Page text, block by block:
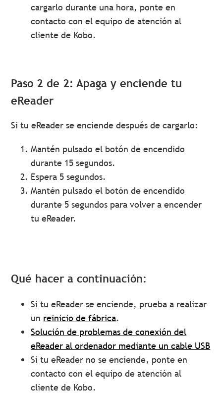
cargarlo durante una hora, ponte en
contacto con el equipo de atención al
cliente de Kobo.
Paso 2 de 2: Apaga y enciende tu
eReader
Si tu eReader se enciende después de cargarlo:
Mantén pulsado el botón de encendido
durante 15 segundos.
Espera 5 segundos.
Mantén pulsado el botón de encendido
durante 5 segundos para volver a encender
tu eReader.
Qué hacer a continuación:
Si tu eReader se enciende, prueba a realizar
un reinicio de fábrica.
Solución de problemas de conexión del
eReader al ordenador mediante un cable USB
Si tu eReader no se enciende, ponte en
contacto con el equipo de atención al
cliente de Kobo.